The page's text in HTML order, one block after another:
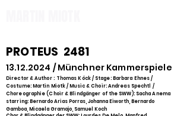
PROTEUS 2481
13.12.2024 / Münchner Kammerspiele
Director & Author : Thomas Köck /Stage: Barbara Ehnes /
Costume: Martin Miotk / Music & Choir: Andreas Spechtl /
Choreographie (Choir & Blindgänger of the SWW): Sacha Anema
starring:Bernardo Arias Porras Johanna Eiworth , Bernardo
Gamboa, Micaela Gramajo, Samuel Koch